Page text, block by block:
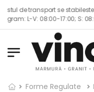
transport se stabileste dupa
V: 08:00-17:00; S: 08:00-
Forme Regulate